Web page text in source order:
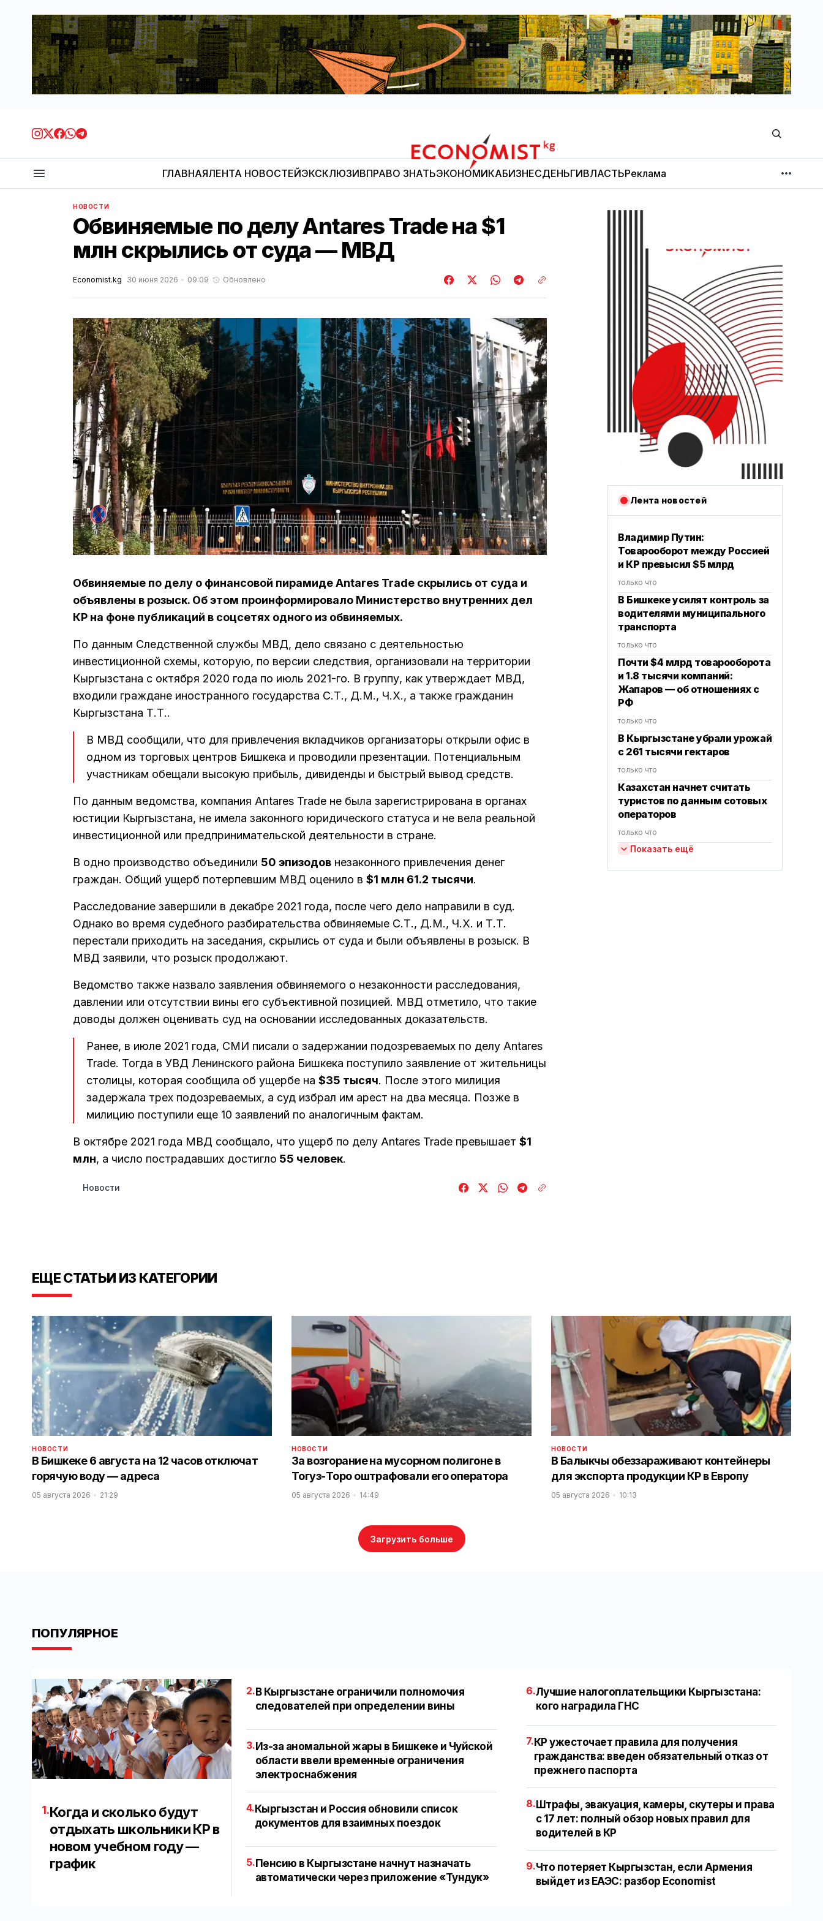
Economist.kg
ГЛАВНАЯЛЕНТА НОВОСТЕЙЭКСКЛЮЗИВПРАВО ЗНАТЬЭКОНОМИКАБИЗНЕСДЕНЬГИВЛАСТЬРеклама
МНЕНИЕ
НОВОСТИ
Обвиняемые по делу Antares Trade на $1
млн скрылись от суда — МВД
Economist.kg 30 июня 2026 09:09 Обновлено
Обвиняемые по делу о финансовой пирамиде Antares Trade скрылись от суда и
объявлены в розыск. Об этом проинформировало Министерство внутренних дел
КР на фоне публикаций в соцсетях одного из обвиняемых.
По данным Следственной службы МВД, дело связано с деятельностью
инвестиционной схемы, которую, по версии следствия, организовали на территории
Кыргызстана с октября 2020 года по июль 2021-го. В группу, как утверждает МВД,
входили граждане иностранного государства С.Т., Д.М., Ч.Х., а также гражданин
Кыргызстана Т.Т..
В МВД сообщили, что для привлечения вкладчиков организаторы открыли офис в
одном из торговых центров Бишкека и проводили презентации. Потенциальным
участникам обещали высокую прибыль, дивиденды и быстрый вывод средств.
По данным ведомства, компания Antares Trade не была зарегистрирована в органах
юстиции Кыргызстана, не имела законного юридического статуса и не вела реальной
инвестиционной или предпринимательской деятельности в стране.
В одно производство объединили 50 эпизодов незаконного привлечения денег
граждан. Общий ущерб потерпевшим МВД оценило в $1 млн 61.2 тысячи.
Расследование завершили в декабре 2021 года, после чего дело направили в суд.
Однако во время судебного разбирательства обвиняемые С.Т., Д.М., Ч.Х. и Т.Т.
перестали приходить на заседания, скрылись от суда и были объявлены в розыск. В
МВД заявили, что розыск продолжают.
Ведомство также назвало заявления обвиняемого о незаконности расследования,
давлении или отсутствии вины его субъективной позицией. МВД отметило, что такие
доводы должен оценивать суд на основании исследованных доказательств.
Ранее, в июле 2021 года, СМИ писали о задержании подозреваемых по делу Antares
Trade. Тогда в УВД Ленинского района Бишкека поступило заявление от жительницы
столицы, которая сообщила об ущербе на $35 тысяч. После этого милиция
задержала трех подозреваемых, а суд избрал им арест на два месяца. Позже в
милицию поступили еще 10 заявлений по аналогичным фактам.
В октябре 2021 года МВД сообщало, что ущерб по делу Antares Trade превышает $1
млн, а число пострадавших достигло 55 человек.
Новости
Лента новостей
‎Владимир Путин:
Товарооборот между Россией
и КР превысил $5 млрд
только что
В Бишкеке усилят контроль за
водителями муниципального
транспорта
только что
Почти $4 млрд товарооборота
и 1.8 тысячи компаний:
Жапаров — об отношениях с
РФ
только что
В Кыргызстане убрали урожай
с 261 тысячи гектаров
только что
Казахстан начнет считать
туристов по данным сотовых
операторов
только что
Показать ещё
ЕЩЕ СТАТЬИ ИЗ КАТЕГОРИИ
НОВОСТИ
В Бишкеке 6 августа на 12 часов отключат
горячую воду — адреса
05 августа 2026 21:29
НОВОСТИ
За возгорание на мусорном полигоне в
Тогуз-Торо оштрафовали его оператора
05 августа 2026 14:49
НОВОСТИ
В Балыкчы обеззараживают контейнеры
для экспорта продукции КР в Европу
05 августа 2026 10:13
Загрузить больше
ПОПУЛЯРНОЕ
1.Когда и сколько будут
отдыхать школьники КР в
новом учебном году —
график
2. В Кыргызстане ограничили полномочия
следователей при определении вины
3.Из-за аномальной жары в Бишкеке и Чуйской
области ввели временные ограничения
электроснабжения
4.Кыргызстан и Россия обновили список
документов для взаимных поездок
5.Пенсию в Кыргызстане начнут назначать
автоматически через приложение «Тундук»
6.Лучшие налогоплательщики Кыргызстана:
кого наградила ГНС
7. КР ужесточает правила для получения
гражданства: введен обязательный отказ от
прежнего паспорта
8. Штрафы, эвакуация, камеры, скутеры и права
с 17 лет: полный обзор новых правил для
водителей в КР
9.Что потеряет Кыргызстан, если Армения
выйдет из ЕАЭС: разбор Economist